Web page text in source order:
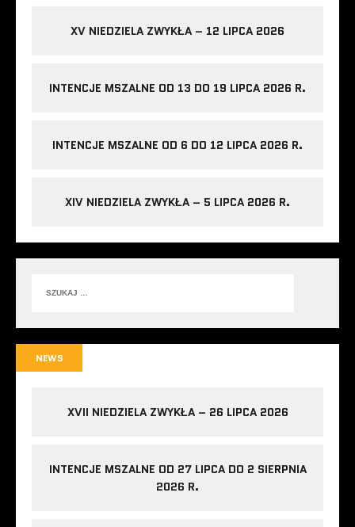
XV NIEDZIELA ZWYKŁA – 12 LIPCA 2026
INTENCJE MSZALNE OD 13 DO 19 LIPCA 2026 R.
INTENCJE MSZALNE OD 6 DO 12 LIPCA 2026 R.
XIV NIEDZIELA ZWYKŁA – 5 LIPCA 2026 R.
NEWS
XVII NIEDZIELA ZWYKŁA – 26 LIPCA 2026
INTENCJE MSZALNE OD 27 LIPCA DO 2 SIERPNIA
2026 R.